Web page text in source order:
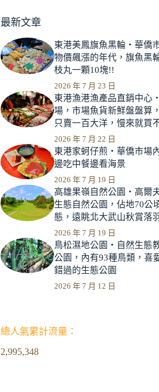
到
合
條
結
果
最新文章
東港美鳳旗魚黑輪‧華僑
物價飆漲的年代，旗魚黑
枝丸一顆10塊!!
2026 年 7 月 23 日
東港漁港漁產品直銷中心
場，市場魚貨新鮮盤盤算
只賣一百大洋，慢來就買
2026 年 7 月 22 日
東港家蚵仔煎‧華僑市場
邊吃中餐邊看海景
2026 年 7 月 19 日
高雄果嶺自然公園‧高爾
生態自然公園，佔地70公
態，遠眺北大武山秋賞落
2026 年 7 月 19 日
鳥松濕地公園‧自然生態
公園，內有93種鳥類，喜
錯過的生態公園
2026 年 7 月 12 日
總人氣累計流量：
2,995,348